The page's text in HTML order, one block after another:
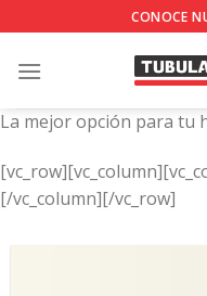
to
content
CONOCE
La mejor opción para tu
[/vc_column][/vc_row]